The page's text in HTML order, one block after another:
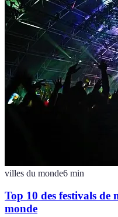
villes du monde6 min
Top 10 des festivals de
monde